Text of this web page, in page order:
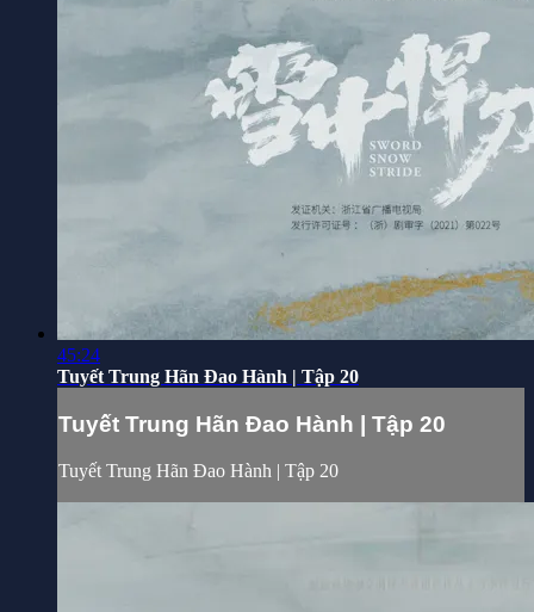
45:24
Tuyết Trung Hãn Đao Hành | Tập 20
Tuyết Trung Hãn Đao Hành | Tập 20
Tuyết Trung Hãn Đao Hành | Tập 20